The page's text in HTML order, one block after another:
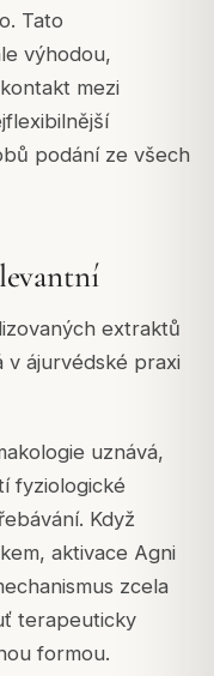
Tato
výhodou,
mezi
podání ze všech
extraktů
v ájurvédské praxi
uznává,
fyziologické
Když
aktivace Agni
zcela
terapeuticky
formou.